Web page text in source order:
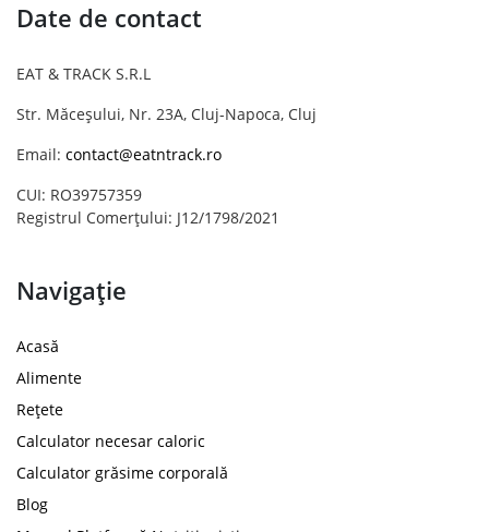
Date de contact
EAT & TRACK S.R.L
Str. Măceșului, Nr. 23A, Cluj-Napoca, Cluj
Email: contact@eatntrack.ro
CUI: RO39757359
Registrul Comerțului: J12/1798/2021
Navigație
Acasă
Alimente
Rețete
Calculator necesar caloric
Calculator grăsime corporală
Blog